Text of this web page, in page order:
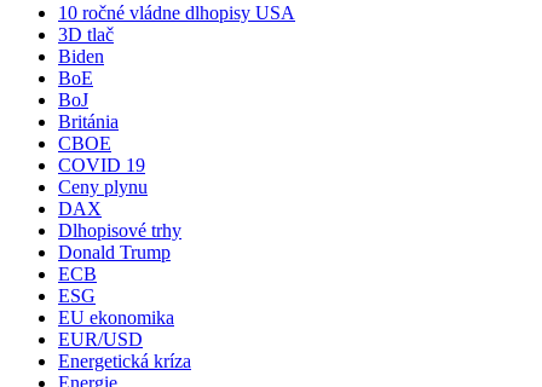
10 ročné vládne dlhopisy USA
3D tlač
Biden
BoE
BoJ
Británia
CBOE
COVID 19
Ceny plynu
DAX
Dlhopisové trhy
Donald Trump
ECB
ESG
EU ekonomika
EUR/USD
Energetická kríza
Energie